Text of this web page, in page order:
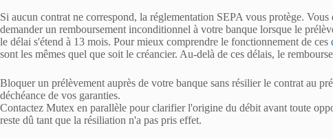
Si aucun contrat ne correspond, la réglementation SEPA vous protège. Vous
demander un remboursement inconditionnel à votre banque lorsque le
le délai s'étend à 13 mois. Pour mieux comprendre le fonctionnement de ces
sont les mêmes quel que soit le créancier. Au-delà de ces délais, le
Bloquer un prélèvement auprès de votre banque sans résilier le contrat au
déchéance de vos garanties.
Contactez Mutex en parallèle pour clarifier l'origine du débit avant toute
reste dû tant que la résiliation n'a pas pris effet.